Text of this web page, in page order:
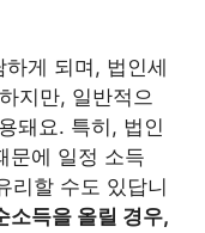
하게 되며, 법인세
지만, 일반적으
돼요. 특히, 법인
문에 일정 소득
리할 수도 있답니
득을 올릴 경우,